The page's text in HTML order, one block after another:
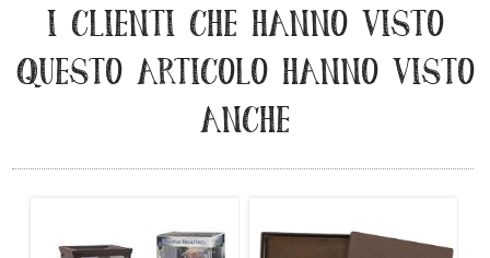
I CLIENTI CHE HANNO VISTO
QUESTO ARTICOLO HANNO VISTO
ANCHE